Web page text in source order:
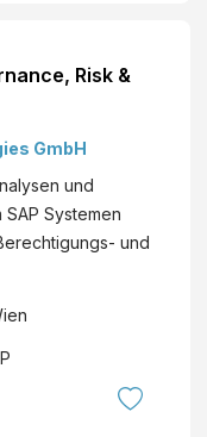
Risk &
GmbH
und
Systemen
und